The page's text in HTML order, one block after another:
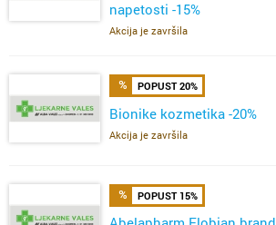
napetosti -15%
Akcija je završila
POPUST 20%
Bionike kozmetika -20%
Akcija je završila
POPUST 15%